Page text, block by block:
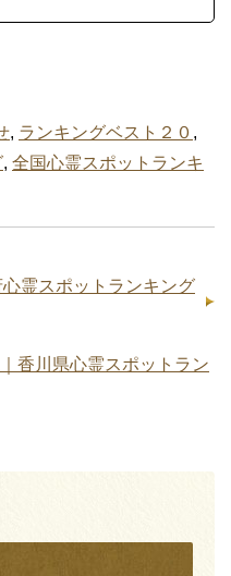
, ランキングベスト２０ ,
, 全国心霊スポットランキ
心霊スポットランキング
香川県心霊スポットラン